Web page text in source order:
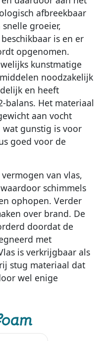
afbreekbaar
snelle groeier,
is en er
opgenomen.
kunstmatige
noodzakelijk
en heeft
balans. Het materiaal
aan vocht
wat gunstig is voor
goed voor de
van vlas,
schimmels
ophopen. Verder
over brand. De
doordat de
met
is verkrijgbaar als
stug materiaal dat
wel enige